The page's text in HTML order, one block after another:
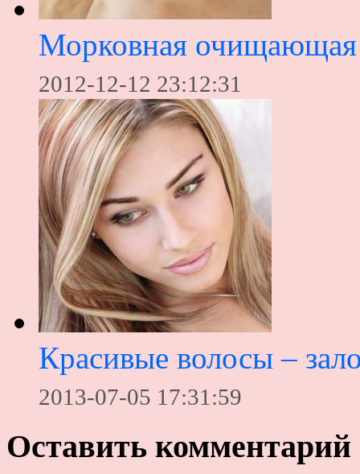
Морковная очищающая
2012-12-12 23:12:31
Красивые волосы –
2013-07-05 17:31:59
Оставить комментарий